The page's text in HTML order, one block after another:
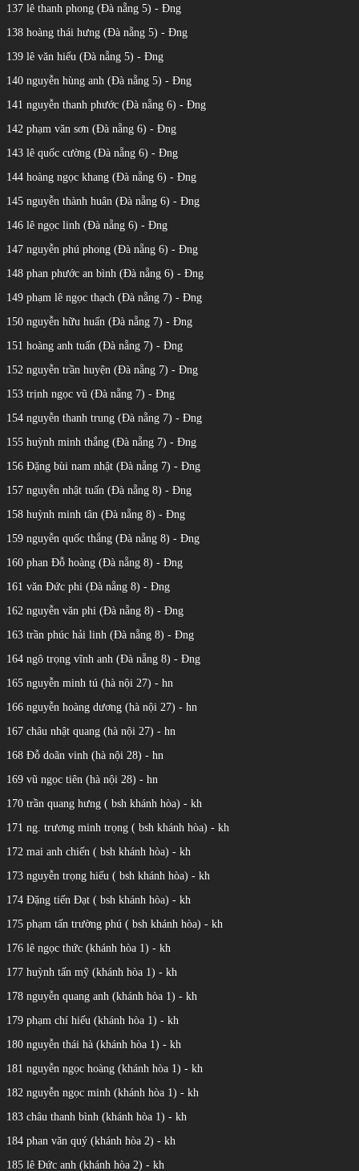
137 lê thanh phong (Đà nẵng 5) - Đng
138 hoàng thái hưng (Đà nẵng 5) - Đng
139 lê văn hiếu (Đà nẵng 5) - Đng
140 nguyễn hùng anh (Đà nẵng 5) - Đng
141 nguyễn thanh phước (Đà nẵng 6) - Đng
142 phạm văn sơn (Đà nẵng 6) - Đng
143 lê quốc cường (Đà nẵng 6) - Đng
144 hoàng ngọc khang (Đà nẵng 6) - Đng
145 nguyễn thành huân (Đà nẵng 6) - Đng
146 lê ngọc linh (Đà nẵng 6) - Đng
147 nguyễn phú phong (Đà nẵng 6) - Đng
148 phan phước an bình (Đà nẵng 6) - Đng
149 phạm lê ngọc thạch (Đà nẵng 7) - Đng
150 nguyễn hữu huấn (Đà nẵng 7) - Đng
151 hoàng anh tuấn (Đà nẵng 7) - Đng
152 nguyễn trần huyện (Đà nẵng 7) - Đng
153 trịnh ngọc vũ (Đà nẵng 7) - Đng
154 nguyễn thanh trung (Đà nẵng 7) - Đng
155 huỳnh minh thắng (Đà nẵng 7) - Đng
156 Đặng bùi nam nhật (Đà nẵng 7) - Đng
157 nguyễn nhật tuấn (Đà nẵng 8) - Đng
158 huỳnh minh tân (Đà nẵng 8) - Đng
159 nguyễn quốc thắng (Đà nẵng 8) - Đng
160 phan Đỗ hoàng (Đà nẵng 8) - Đng
161 văn Đức phi (Đà nẵng 8) - Đng
162 nguyễn văn phi (Đà nẵng 8) - Đng
163 trần phúc hải linh (Đà nẵng 8) - Đng
164 ngô trọng vĩnh anh (Đà nẵng 8) - Đng
165 nguyễn minh tú (hà nội 27) - hn
166 nguyễn hoàng dương (hà nội 27) - hn
167 châu nhật quang (hà nội 27) - hn
168 Đỗ doãn vinh (hà nội 28) - hn
169 vũ ngọc tiên (hà nội 28) - hn
170 trần quang hưng ( bsh khánh hòa) - kh
171 ng. trương minh trọng ( bsh khánh hòa) - kh
172 mai anh chiến ( bsh khánh hòa) - kh
173 nguyễn trọng hiếu ( bsh khánh hòa) - kh
174 Đặng tiến Đạt ( bsh khánh hòa) - kh
175 phạm tấn trường phú ( bsh khánh hòa) - kh
176 lê ngọc thức (khánh hòa 1) - kh
177 huỳnh tấn mỹ (khánh hòa 1) - kh
178 nguyễn quang anh (khánh hòa 1) - kh
179 phạm chí hiếu (khánh hòa 1) - kh
180 nguyễn thái hà (khánh hòa 1) - kh
181 nguyễn ngọc hoàng (khánh hòa 1) - kh
182 nguyễn ngọc minh (khánh hòa 1) - kh
183 châu thanh bình (khánh hòa 1) - kh
184 phan văn quý (khánh hòa 2) - kh
185 lê Đức anh (khánh hòa 2) - kh